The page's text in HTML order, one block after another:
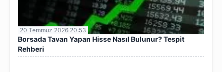
20 Temmuz 2026 20:53
Borsada Tavan Yapan Hisse Nasıl Bulunur? Tespit
Rehberi